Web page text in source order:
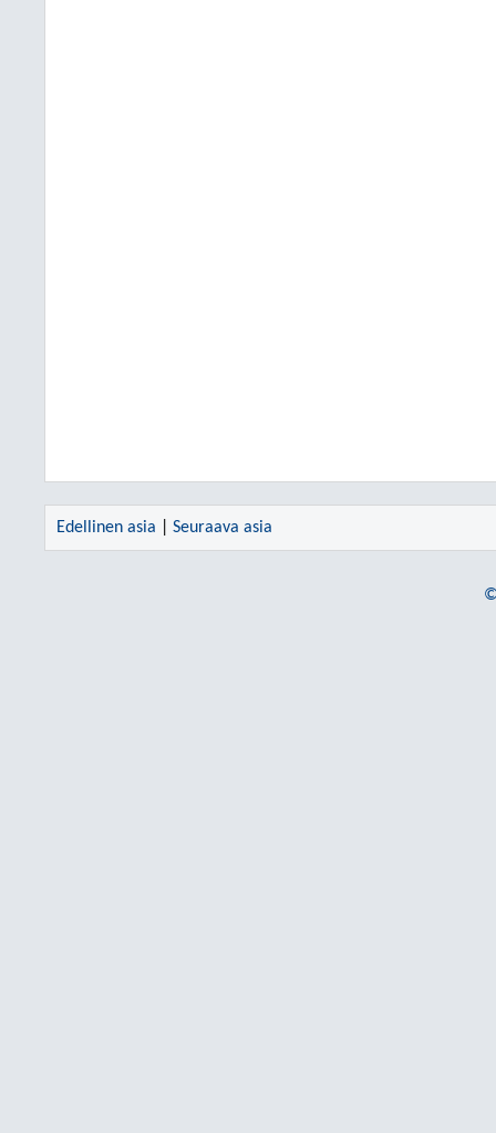
Edellinen asia Seuraava asia